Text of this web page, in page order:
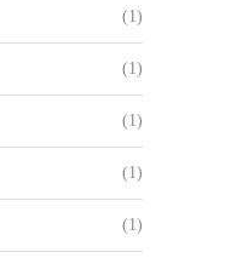
(1)
(1)
(1)
(1)
(1)